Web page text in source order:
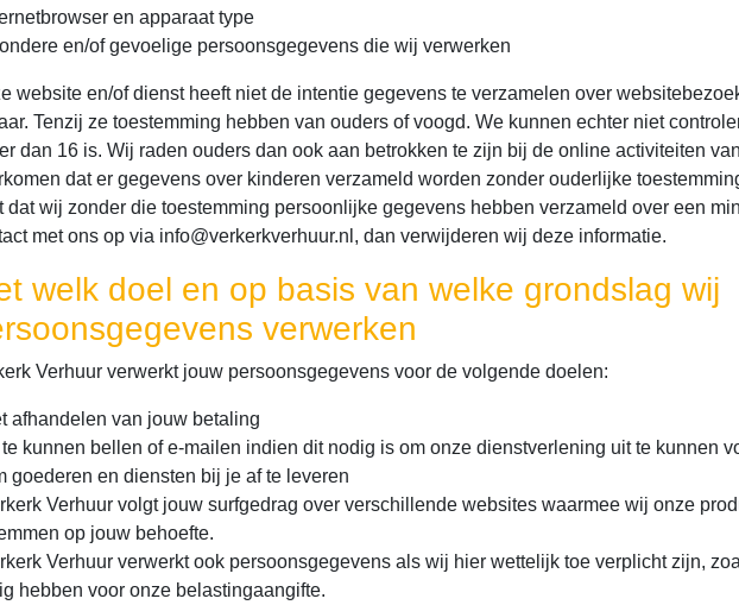
en apparaat type
en/of gevoelige persoonsgegevens die wij verwerken
website en/of dienst heeft niet de intentie gegevens te verzamelen over
Tenzij ze toestemming hebben van ouders of voogd. We kunnen echter niet
dan 16 is. Wij raden ouders dan ook aan betrokken te zijn bij de online activiteiten
dat er gegevens over kinderen verzameld worden zonder ouderlijke
dat wij zonder die toestemming persoonlijke gegevens hebben verzameld over een
met ons op via info@verkerkverhuur.nl, dan verwijderen wij deze informatie.
welk doel en op basis van welke grondslag wij
verwerken
Verhuur verwerkt jouw persoonsgegevens voor de volgende doelen:
afhandelen van jouw betaling
kunnen bellen of e-mailen indien dit nodig is om onze dienstverlening uit te kunnen
goederen en diensten bij je af te leveren
Verhuur volgt jouw surfgedrag over verschillende websites waarmee wij onze
op jouw behoefte.
Verhuur verwerkt ook persoonsgegevens als wij hier wettelijk toe verplicht zijn,
hebben voor onze belastingaangifte.